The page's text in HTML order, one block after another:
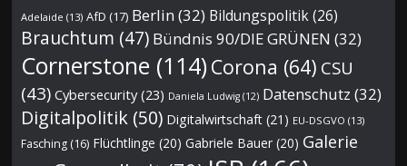
Adelaide (13) AfD (17) Berlin (32) Bildungspolitik(26)
Brauchtum (47) Bündnis 90/DIE GRÜNEN (32)
Cornerstone (114) Corona (64) CSU
(43) Cybersecurity(23) Daniela Ludwig (12) Datenschutz (32)
Digitalpolitik (50) Digitalwirtschaft (21) EU-DSGVO (13)
Fasching (16) Flüchtlinge (20) Gabriele Bauer (20) Galerie